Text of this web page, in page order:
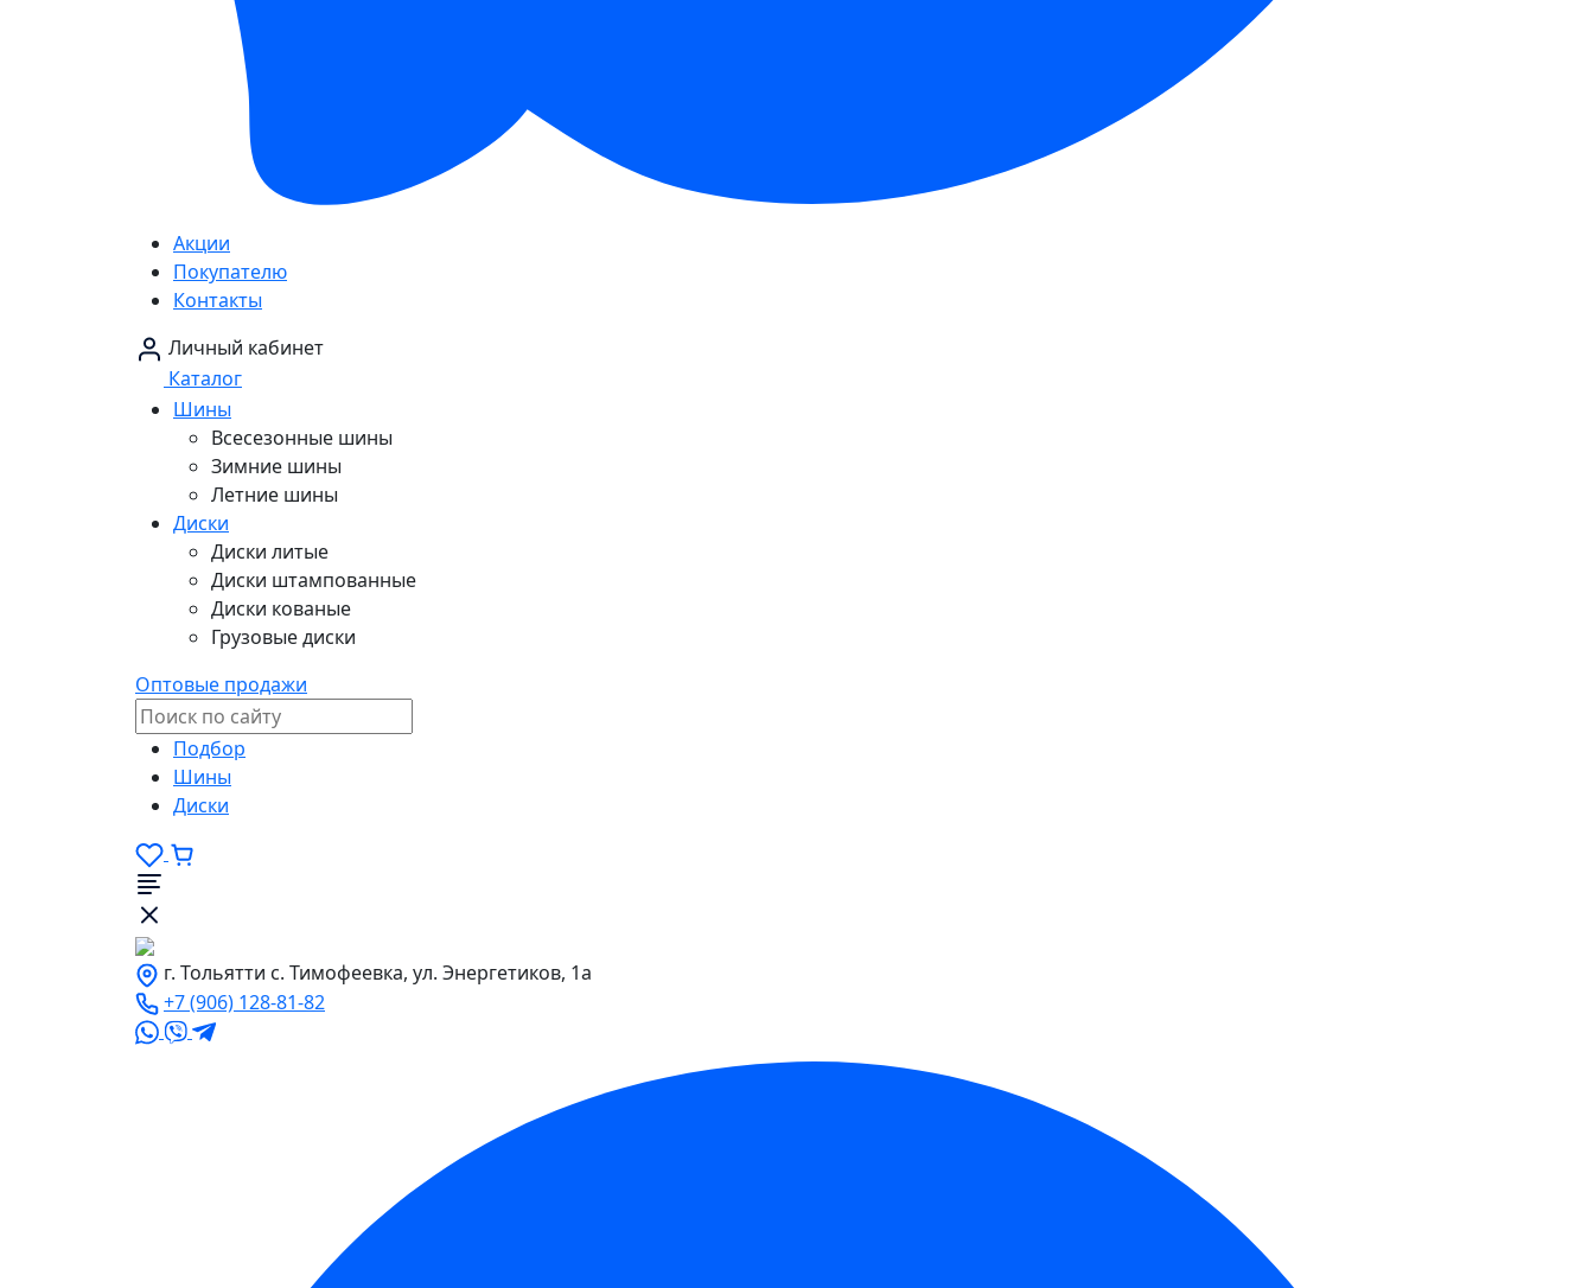
Акции
Покупателю
Контакты
Личный кабинет
Каталог
Шины
Всесезонные шины
Зимние шины
Летние шины
Диски
Диски литые
Диски штампованные
Диски кованые
Грузовые диски
Оптовые продажи
Подбор
Шины
Диски
г. Тольятти с. Тимофеевка, ул. Энергетиков, 1а
+7 (906) 128-81-82